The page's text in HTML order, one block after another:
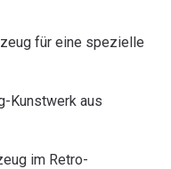
für eine spezielle
Kunstwerk aus
im Retro-